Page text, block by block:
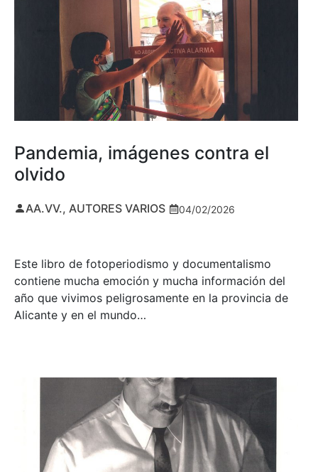
Pandemia, imágenes contra el
olvido
AA.VV., AUTORES VARIOS 04/02/2026
Este libro de fotoperiodismo y documentalismo
contiene mucha emoción y mucha información del
año que vivimos peligrosamente en la provincia de
Alicante y en el mundo…